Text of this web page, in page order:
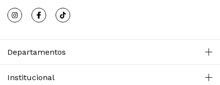
Departamentos
Institucional